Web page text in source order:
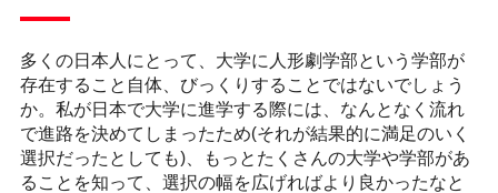
多くの日本人にとって、大学に人形劇学部という学部が
存在すること自体、びっくりすることではないでしょう
か。私が日本で大学に進学する際には、なんとなく流れ
で進路を決めてしまったため(それが結果的に満足のいく
選択だったとしても)、もっとたくさんの大学や学部があ
ることを知って、選択の幅を広げればより良かったなと